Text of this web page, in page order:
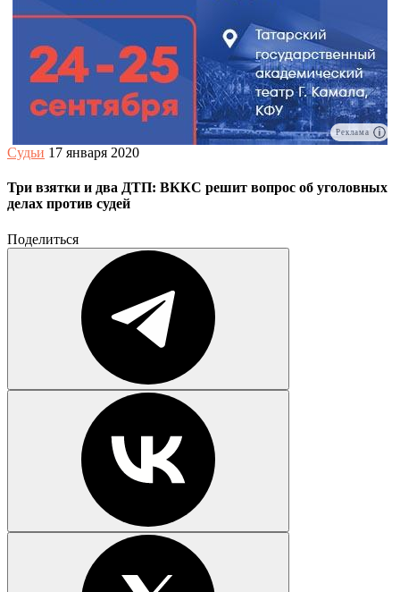
Реклама
Судьи 17 января 2020
Три взятки и два ДТП: ВККС решит вопрос об уголовных
делах против судей
Поделиться